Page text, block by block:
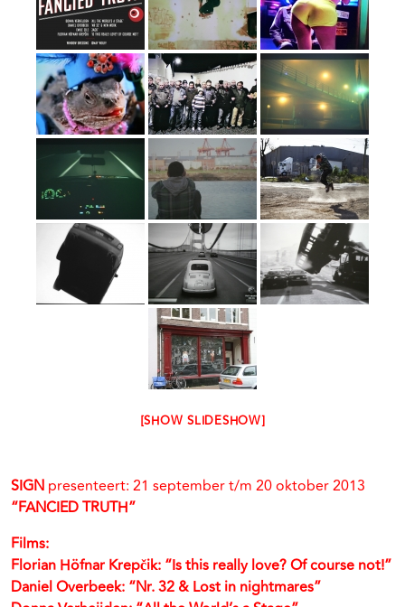
[SHOW SLIDESHOW]
SIGN presenteert: 21 september t/m 20 oktober 2013
“FANCIED TRUTH”
Films:
Florian Höfnar Krepčik: “Is this really love? Of course not!”
Daniel Overbeek: “Nr. 32 & Lost in nightmares”